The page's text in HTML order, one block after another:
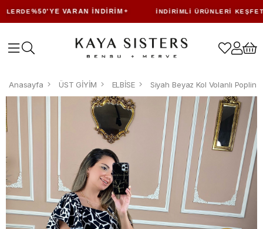
%50'YE VARAN İNDIRIM İNDIRIMLI ÜRÜNLERI KEŞFET
Anasayfa ÜST GİYİM ELBİSE Siyah Beyaz Kol Volanlı Poplin